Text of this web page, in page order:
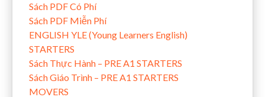
Sách PDF Có Phí
Sách PDF Miễn Phí
ENGLISH YLE (Young Learners English)
STARTERS
Sách Thực Hành – PRE A1 STARTERS
Sách Giáo Trình – PRE A1 STARTERS
MOVERS